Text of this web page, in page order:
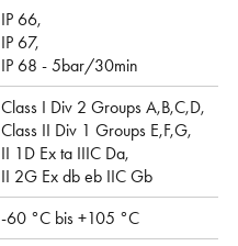
IP 66,
IP 67,
IP 68 - 5bar/30min
Class I Div 2 Groups A,B,C,D,
Class II Div 1 Groups E,F,G,
II 1D Ex ta IIIC Da,
II 2G Ex db eb IIC Gb
-60 °C bis +105 °C